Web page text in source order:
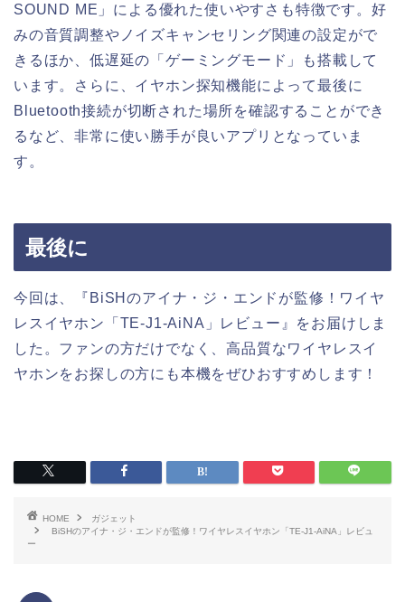
SOUND ME」による優れた使いやすさも特徴です。好
みの音質調整やノイズキャンセリング関連の設定がで
きるほか、低遅延の「ゲーミングモード」も搭載して
います。さらに、イヤホン探知機能によって最後に
Bluetooth接続が切断された場所を確認することができ
るなど、非常に使い勝手が良いアプリとなっていま
す。
最後に
今回は、『BiSHのアイナ・ジ・エンドが監修！ワイヤ
レスイヤホン「TE-J1-AiNA」レビュー』をお届けしま
した。ファンの方だけでなく、高品質なワイヤレスイ
ヤホンをお探しの方にも本機をぜひおすすめします！
HOME
ガジェット
BiSHのアイナ・ジ・エンドが監修！ワイヤレスイヤホン「TE-J1-AiNA」レビュ
ー